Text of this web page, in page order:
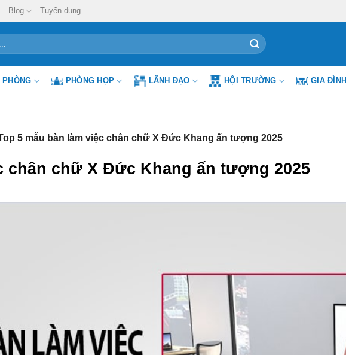
Blog Tuyển dụng
PHÒNG PHÒNG HỌP LÃNH ĐẠO HỘI TRƯỜNG GIA ĐÌNH
5 mẫu bàn làm việc chân chữ X Đức Khang ấn tượng 2025
chân chữ X Đức Khang ấn tượng 2025